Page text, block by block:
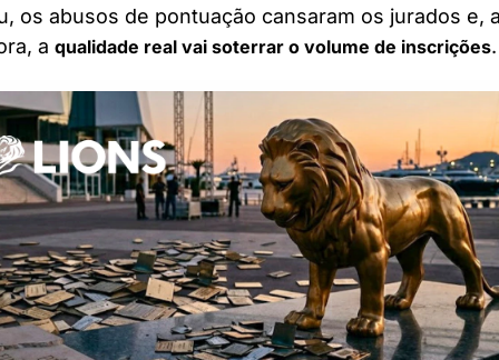
os abusos de pontuação cansaram os jurados e,
a qualidade real vai soterrar o volume de inscrições.